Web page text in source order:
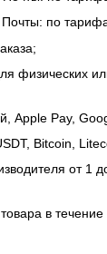
по
физических
Apple Pay,
Bitcoin,
от 1
в